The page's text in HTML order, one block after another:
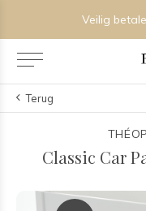
Veilig
Terug
Classic Car